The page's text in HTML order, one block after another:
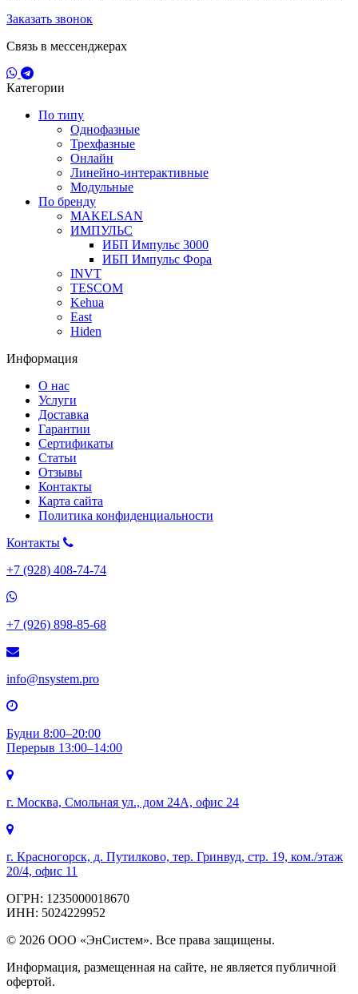
Заказать звонок
Связь в мессенджерах
Категории
По типу
Однофазные
Трехфазные
Онлайн
Линейно-интерактивные
Модульные
По бренду
MAKELSAN
ИМПУЛЬС
ИБП Импульс 3000
ИБП Импульс Фора
INVT
TESCOM
Kehua
East
Hiden
Информация
О нас
Услуги
Доставка
Гарантии
Сертификаты
Статьи
Отзывы
Контакты
Карта сайта
Политика конфиденциальности
Контакты
+7 (928) 408-74-74
+7 (926) 898-85-68
info@nsystem.pro
Будни 8:00–20:00
Перерыв 13:00–14:00
г. Москва, Смольная ул., дом 24А, офис 24
г. Красногорск, д. Путилково, тер. Гринвуд, стр. 19, ком./этаж
20/4, офис 11
ОГРН: 1235000018670
ИНН: 5024229952
© 2026 ООО «ЭнСистем». Все права защищены.
Информация, размещенная на сайте, не является публичной
офертой.